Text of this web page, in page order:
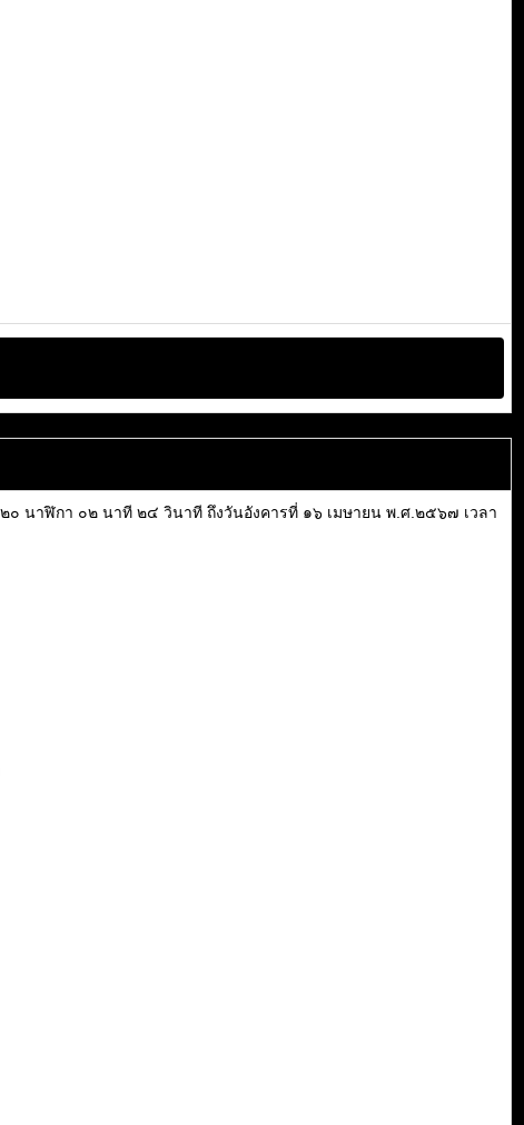
นาฬิกา ๐๒ นาที ๒๔ วินาที ถึงวันอังคารที่ ๑๖ เมษายน พ.ศ.๒๕๖๗ เวลา